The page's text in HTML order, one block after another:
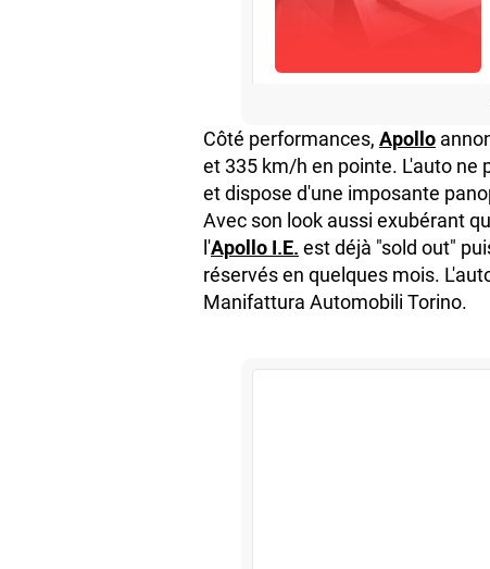
Edisound Flux RSS
Partager l'épisode
Facebook X
Côté performances, Apollo
et 335 km/h en pointe. L'auto ne
et dispose d'une imposante
Avec son look aussi exubérant
l'Apollo I.E. est déjà "sold out"
réservés en quelques mois.
Manifattura Automobili Torino.